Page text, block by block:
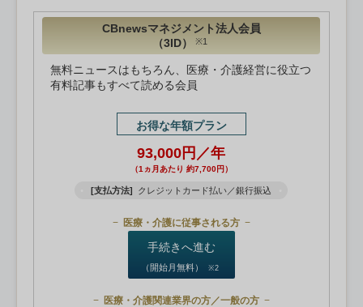
CBnewsマネジメント法人会員
（3ID）
※1
無料ニュースはもちろん、医療・介護経営に役立つ
有料記事もすべて読める会員
お得な年額プラン
93,000円／年
（1ヵ月あたり 約7,700円）
[支払方法] クレジットカード払い／銀行振込
医療・介護に従事される方
手続きへ進む
（開始月無料） ※2
医療・介護関連業界の方／一般の方